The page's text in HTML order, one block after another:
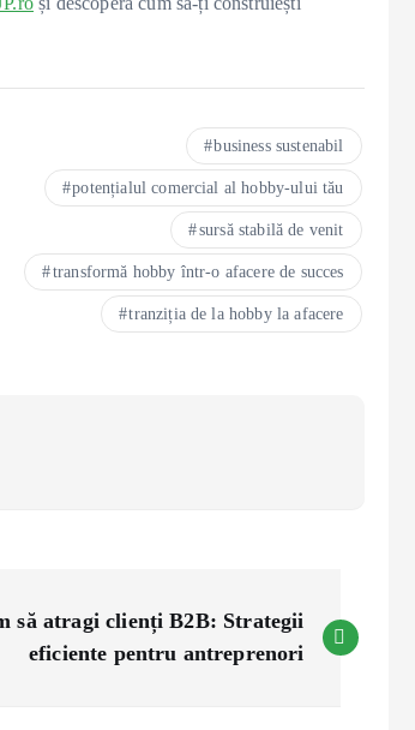
business sustenabil
potențialul comercial al hobby-ului tău
sursă stabilă de venit
transformă hobby într-o afacere de succes
tranziția de la hobby la afacere
să atragi clienți B2B: Strategii
eficiente pentru antreprenori